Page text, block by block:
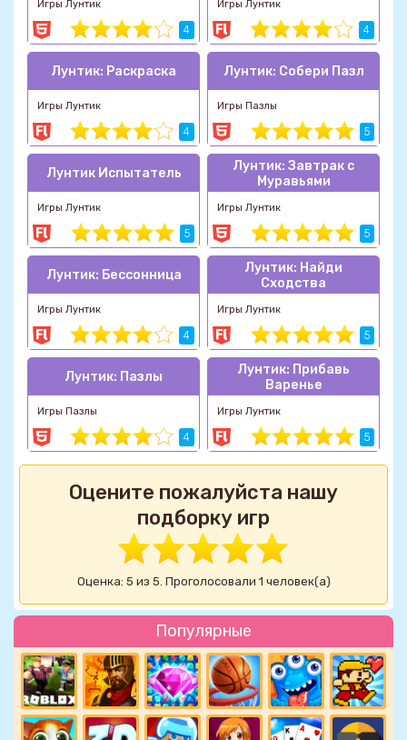
Популярные
Игры Лунтик
4
Игры Лунтик
4
Лунтик: Раскраска
Игры Лунтик
4
Лунтик: Собери Пазл
Игры Пазлы
5
Лунтик Испытатель
Игры Лунтик
5
Лунтик: Завтрак с
Муравьями
Игры Лунтик
5
Лунтик: Бессонница
Игры Лунтик
4
Лунтик: Найди
Сходства
Игры Лунтик
5
Лунтик: Пазлы
Игры Пазлы
4
Лунтик: Прибавь
Варенье
Игры Лунтик
5
Оцените пожалуйста нашу
подборку игр
Оценка: 5 из 5. Проголосовали 1 человек(а)